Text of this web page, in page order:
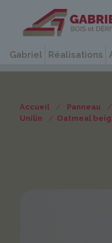
Gabriel Réalisations
Accueil / Panneau /
Unilin
/ Oatmeal